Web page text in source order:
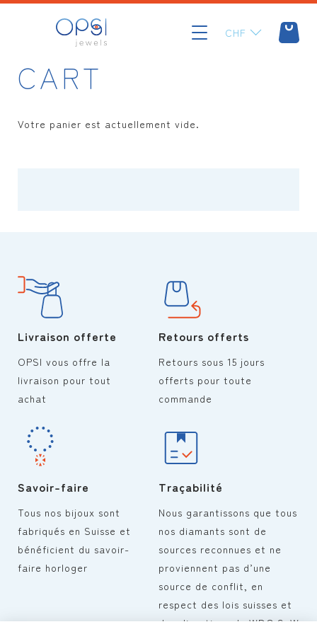
CHF
CART
Votre panier est actuellement vide.
Livraison offerte
OPSI vous offre la
livraison pour tout
achat
Retours offerts
Retours sous 15 jours
offerts pour toute
commande
Savoir-faire
Tous nos bijoux sont
fabriqués en Suisse et
bénéficient du savoir-
faire horloger
Traçabilité
Nous garantissons que tous
nos diamants sont de
sources reconnues et ne
proviennent pas d’une
source de conflit, en
respect des lois suisses et
des directives du WDC SoW